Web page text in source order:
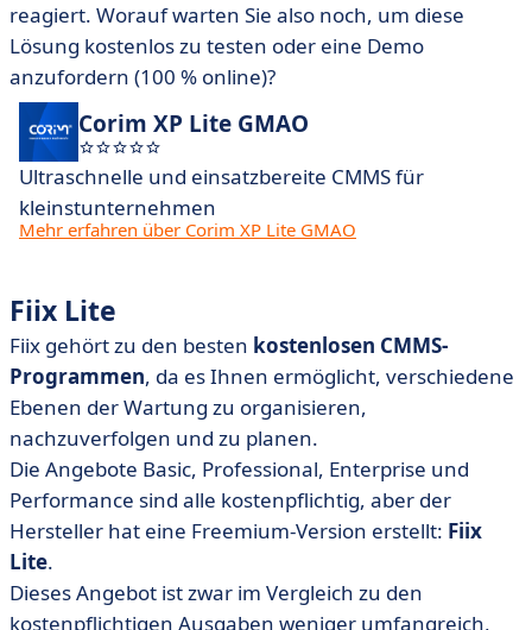
reagiert. Worauf warten Sie also noch, um diese
Lösung kostenlos zu testen oder eine Demo
anzufordern (100 % online)?
Corim XP Lite GMAO
Ultraschnelle und einsatzbereite CMMS für
kleinstunternehmen
Mehr erfahren über Corim XP Lite GMAO
Fiix Lite
Fiix gehört zu den besten kostenlosen CMMS-
Programmen, da es Ihnen ermöglicht, verschiedene
Ebenen der Wartung zu organisieren,
nachzuverfolgen und zu planen.
Die Angebote Basic, Professional, Enterprise und
Performance sind alle kostenpflichtig, aber der
Hersteller hat eine Freemium-Version erstellt: Fiix
Lite.
Dieses Angebot ist zwar im Vergleich zu den
kostenpflichtigen Ausgaben weniger umfangreich,